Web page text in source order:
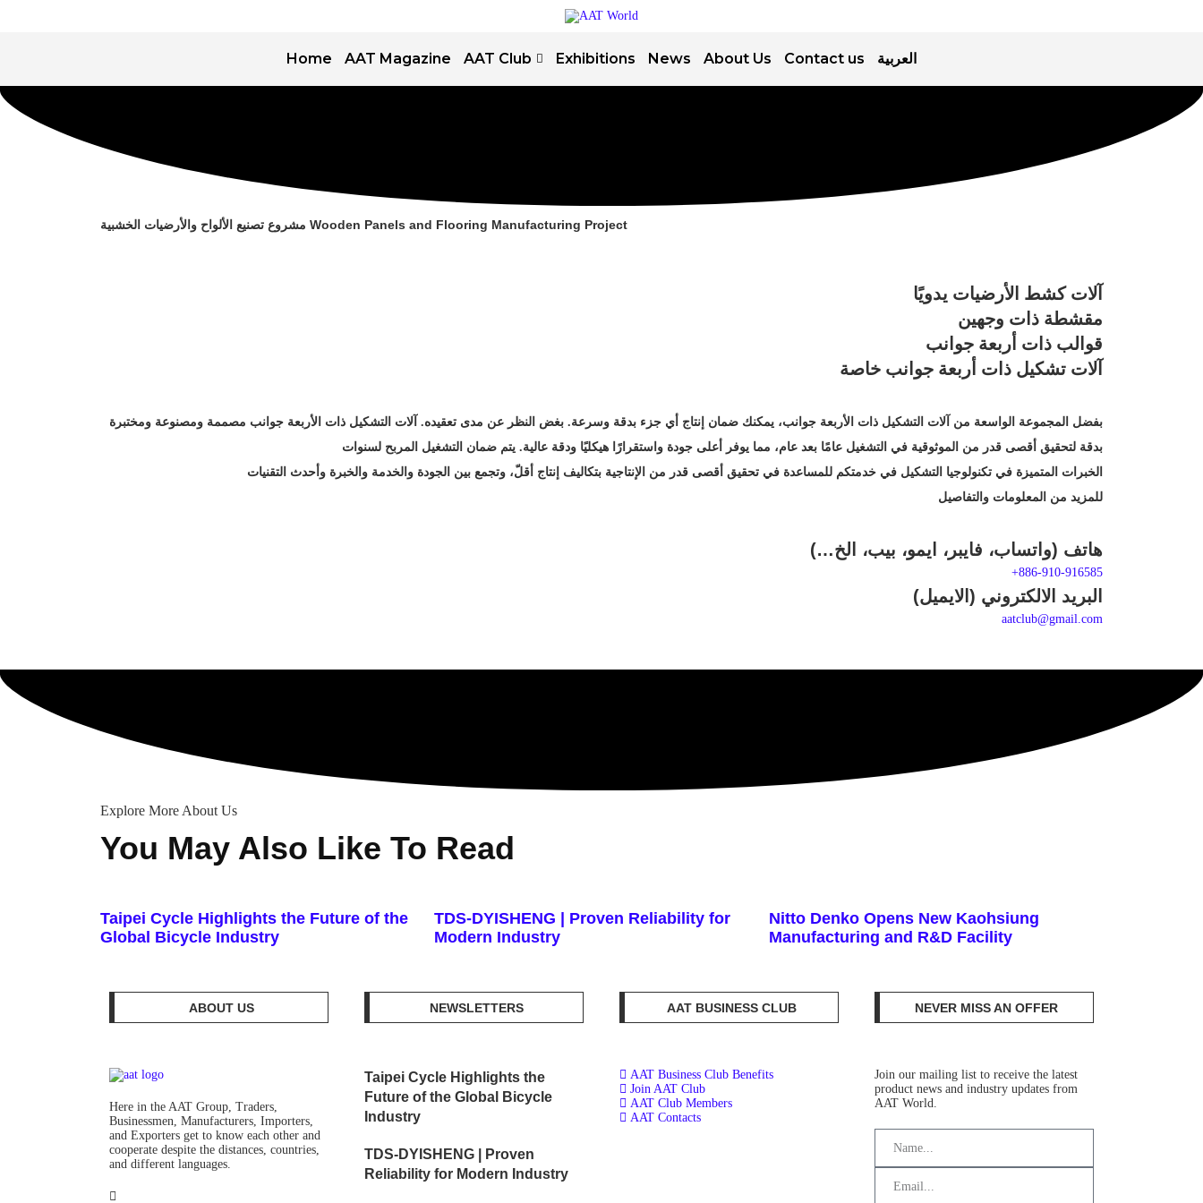
Home AAT Magazine AAT Club Exhibitions News About Us Contact us العربية
مشروع تصنيع الألواح والأرضيات الخشبية Wooden Panels and Flooring Manufacturing Project
آلات كشط الأرضيات يدويًا
مقشطة ذات وجهين
قوالب ذات أربعة جوانب
آلات تشكيل ذات أربعة جوانب خاصة
بفضل المجموعة الواسعة من آلات التشكيل ذات الأربعة جوانب، يمكنك ضمان إنتاج أي جزء بدقة وسرعة. بغض النظر عن مدى تعقيده. آلات التشكيل ذات الأربعة جوانب مصممة ومصنوعة ومختبرة
بدقة لتحقيق أقصى قدر من الموثوقية في التشغيل عامًا بعد عام، مما يوفر أعلى جودة واستقرارًا هيكليًا ودقة عالية. يتم ضمان التشغيل المربح لسنوات
الخبرات المتميزة في تكنولوجيا التشكيل في خدمتكم للمساعدة في تحقيق أقصى قدر من الإنتاجية بتكاليف إنتاج أقلّ، وتجمع بين الجودة والخدمة والخبرة وأحدث التقنيات
للمزيد من المعلومات والتفاصيل
هاتف (واتساب، فايبر، ايمو، بيب، الخ…)
+886-910-916585
البريد الالكتروني (الايميل)
aatclub@gmail.com
Explore More About Us
You May Also Like To Read
Taipei Cycle Highlights the Future of the
Global Bicycle Industry
TDS-DYISHENG | Proven Reliability for
Modern Industry
Nitto Denko Opens New Kaohsiung
Manufacturing and R&D Facility
ABOUT US
Here in the AAT Group, Traders,
Businessmen, Manufacturers, Importers,
and Exporters get to know each other and
cooperate despite the distances, countries,
and different languages.
NEWSLETTERS
Taipei Cycle Highlights the
Future of the Global Bicycle
Industry
TDS-DYISHENG | Proven
Reliability for Modern Industry
AAT BUSINESS CLUB
AAT Business Club Benefits
Join AAT Club
AAT Club Members
AAT Contacts
NEVER MISS AN OFFER
Join our mailing list to receive the latest
product news and industry updates from
AAT World.